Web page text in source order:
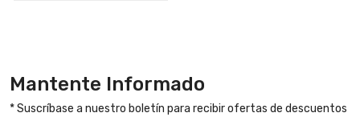
Mantente Informado
* Suscríbase a nuestro boletín para recibir ofertas de descuentos